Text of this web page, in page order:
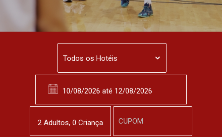
2 Adultos, 0 Criança